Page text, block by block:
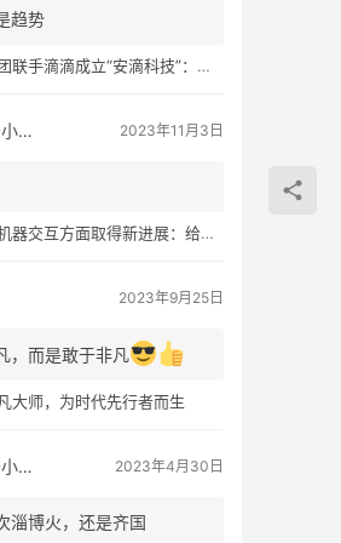
趋势
滴成立“安滴科技”：加速 L4 级 Robotaxi 量产
柳华芳～小芳侠 2023年11月3日
方面取得新进展：给无人机“装上大脑、建立群聊”
2023年9月25日
，而是敢于非凡
大师，为时代先行者而生
柳华芳～小芳侠 2023年4月30日
淄博火，还是齐国